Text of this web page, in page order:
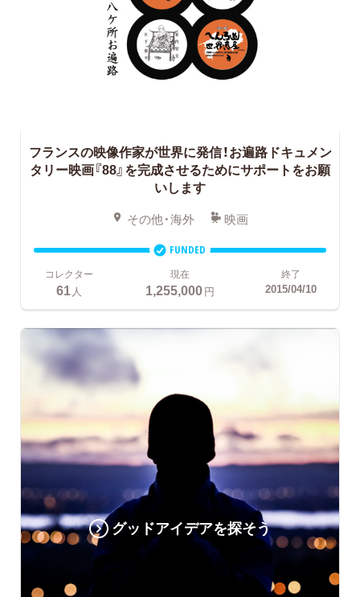
フランスの映像作家が世界に発信！お遍路ドキュメン
タリー映画『88』を完成させるためにサポートをお願
いします
その他・海外 映画
FUNDED
コレクター
61 人
現在
1,255,000円
終了
2015/04/10
グッドアイデアを探そう